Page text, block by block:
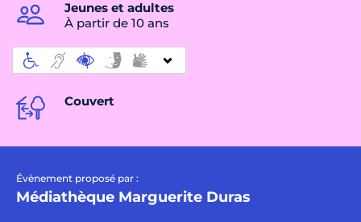
Jeunes et adultes
À partir de 10 ans
Couvert
Évènement proposé par :
Médiathèque Marguerite Duras